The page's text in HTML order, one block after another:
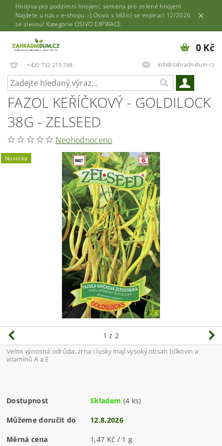
Hnojiva pro podzimní hnojení, semena pro zelené hnojení.
Najdete u nás v e-shopu :-) Osivo s blížící se expirací 12/2026
se slevou! Kategorie OSIVO EXPIRACE.
+420 732 219 788 info@zahradnidum.cz
0 Kč
FAZOL KEŘÍČKOVÝ - GOLDILOCK
38G - ZELSEED
Neohodnoceno
Novinka
1 z 2
Velmi výnosná odrůda, zrna i lusky mají vysoký obsah bílkovin a
vitamínů A a E
Dostupnost Skladem (4 ks)
Můžeme doručit do 12.8.2026
Měrná cena 1,47 Kč / 1 g